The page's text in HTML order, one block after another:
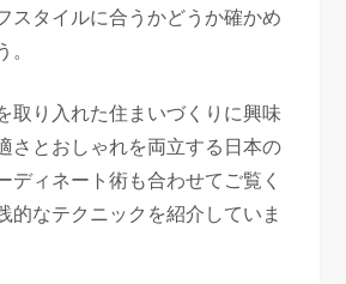
スタイルに合うかどうか確かめ
取り入れた住まいづくりに興味
さとおしゃれを両立する日本の
ディネート術も合わせてご覧く
的なテクニックを紹介していま